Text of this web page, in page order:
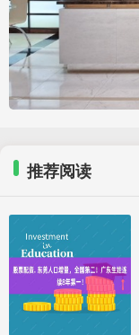
推荐阅读